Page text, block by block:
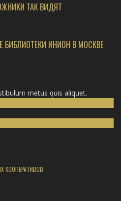
ТАК ВИДЯТ
БИБЛИОТЕКИ ИНИОН В МОСКВЕ
metus quis aliquet.
КООПЕРАТИВОВ